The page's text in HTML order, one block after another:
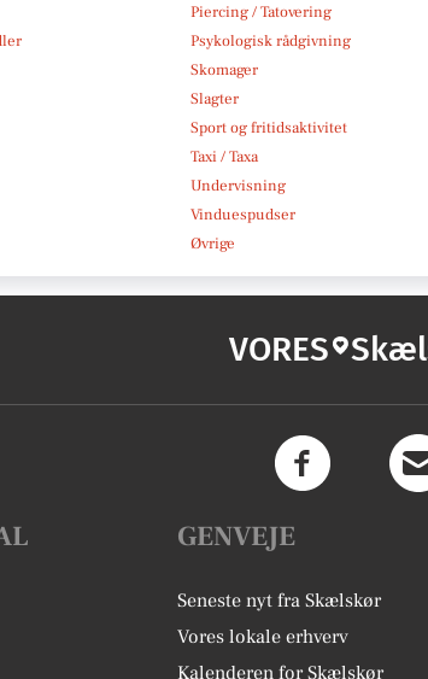
Piercing / Tatovering
Psykologisk rådgivning
Skomager
Slagter
Sport og fritidsaktivitet
Taxi / Taxa
Undervisning
Vinduespudser
Øvrige
VORES
GENVEJE
Seneste nyt fra Skælskør
Vores lokale erhverv
Kalenderen for Skælskør